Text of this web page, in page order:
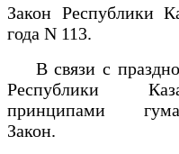
Закон Республики
года N 113.
В связи с
Республики
принципами
Закон.